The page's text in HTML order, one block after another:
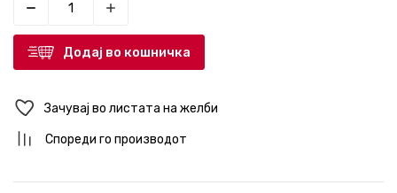
Додај во кошничка
Зачувај во листата на желби
Спореди го производот